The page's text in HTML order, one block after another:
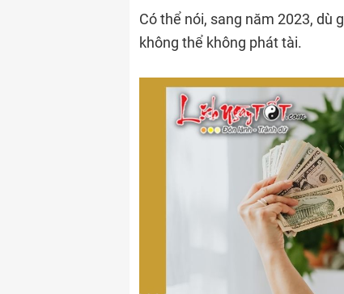
Có thể nói, sang năm 2023, dù
không thể không phát tài.